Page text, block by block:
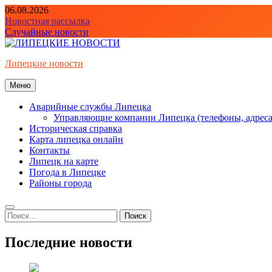
Перейти
к
содержимому
06.08.2026
Новостная рассылка
Случайные новости
Липецкие новости
Меню
Аварийные службы Липецка
Управляющие компании Липецка (телефоны,
Историческая справка
Карта липецка онлайн
Контакты
Липецк на карте
Погода в Липецке
Районы города
Найти:
Последние новости